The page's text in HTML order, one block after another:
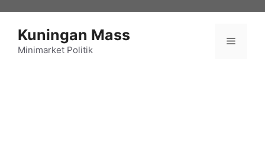
Kuningan Mass
Minimarket Politik
Menu